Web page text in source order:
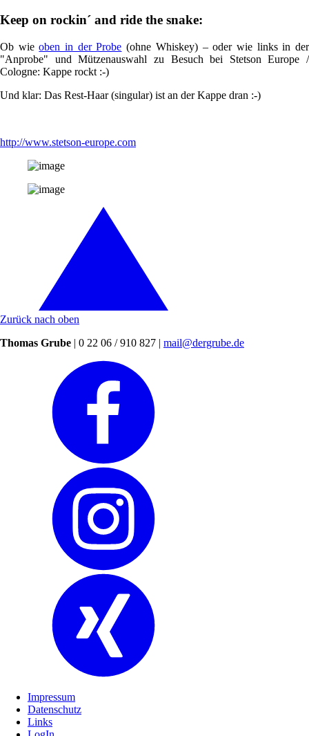
Keep on rockin´ and ride the snake:
Ob wieoben in der Probe (ohne Whiskey) – oder wie links in der
"Anprobe" und Mützenauswahl zu Besuch bei Stetson Europe /
Cologne: Kappe rockt :-)
Und klar: Das Rest-Haar (singular) ist an der Kappe dran :-)
http://www.stetson-europe.com
Zurück nach oben
Thomas Grube | 0 22 06 / 910 827 | mail@dergrube.de
Impressum
Datenschutz
Links